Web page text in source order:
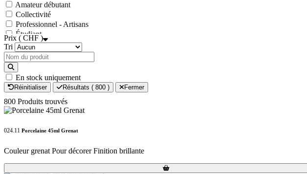
Amateur débutant
Collectivité
Professionnel - Artisans
Étudiant
Prix ( CHF )
Tri
En stock uniquement
Réinitialiser Résultats ( 800 ) Fermer
800 Produits trouvés
024.11 Porcelaine 45ml Grenat
Couleur grenat Pour décorer Finition brillante
Loading...
Loading...